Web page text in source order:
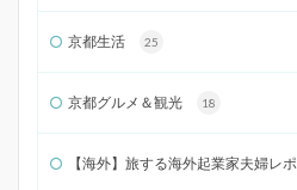
京都生活 25
京都グルメ＆観光 18
【海外】旅する海外起業家夫婦レポ